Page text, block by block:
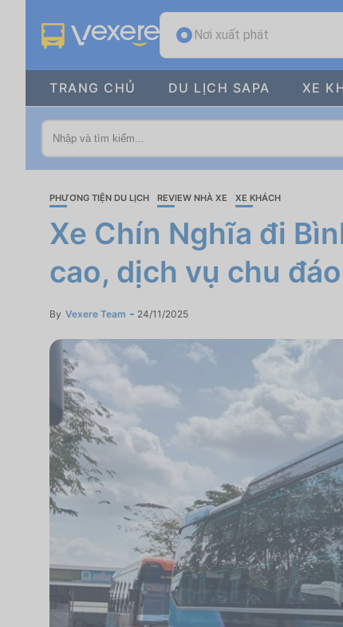
Nơi xuất phát
TRANG CHỦ DU LỊCH SAPA XE
PHƯƠNG TIỆN DU LỊCH REVIEW NHÀ XE XE KHÁCH
Xe Chín Nghĩa đi
cao, dịch vụ chu đáo
By Vexere Team 24/11/2025